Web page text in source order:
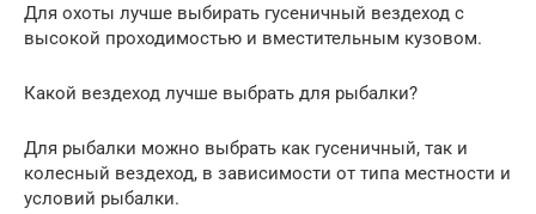
Для охоты лучше выбирать гусеничный вездеход с
высокой проходимостью и вместительным кузовом.
Какой вездеход лучше выбрать для рыбалки?
Для рыбалки можно выбрать как гусеничный, так и
колесный вездеход, в зависимости от типа местности и
условий рыбалки.